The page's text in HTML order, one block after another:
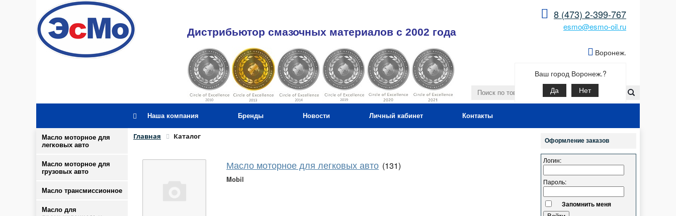
8 (473) 2-399-767
esmo@esmo-oil.ru
Дистрибьютор смазочных материалов c 2002 года
Воронеж.
Ваш город Воронеж.?
Да Нет
Наша компания Бренды Новости Личный кабинет Контакты
Масло моторное для
легковых авто
Масло моторное для
грузовых авто
Масло трансмиссионное
Масло для
Главная Каталог
Масло моторное для легковых авто (131)
Mobil
Оформление заказов
Логин:
Пароль:
Запомнить меня